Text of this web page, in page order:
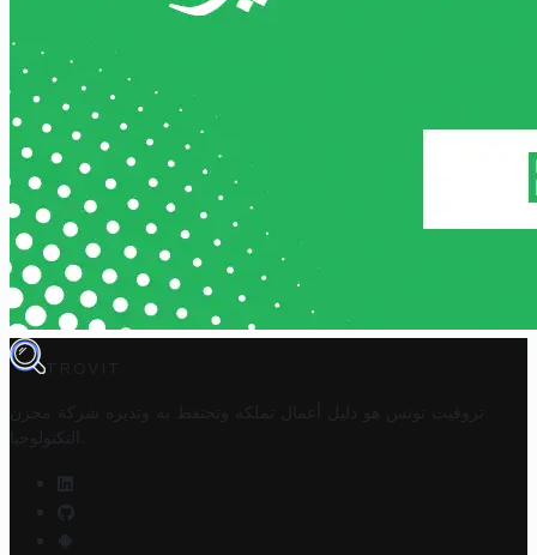
TROVIT
تروفيت تونس هو دليل أعمال تملكه وتحتفظ به وتديره
شركة مخزن
التكنولوجيا